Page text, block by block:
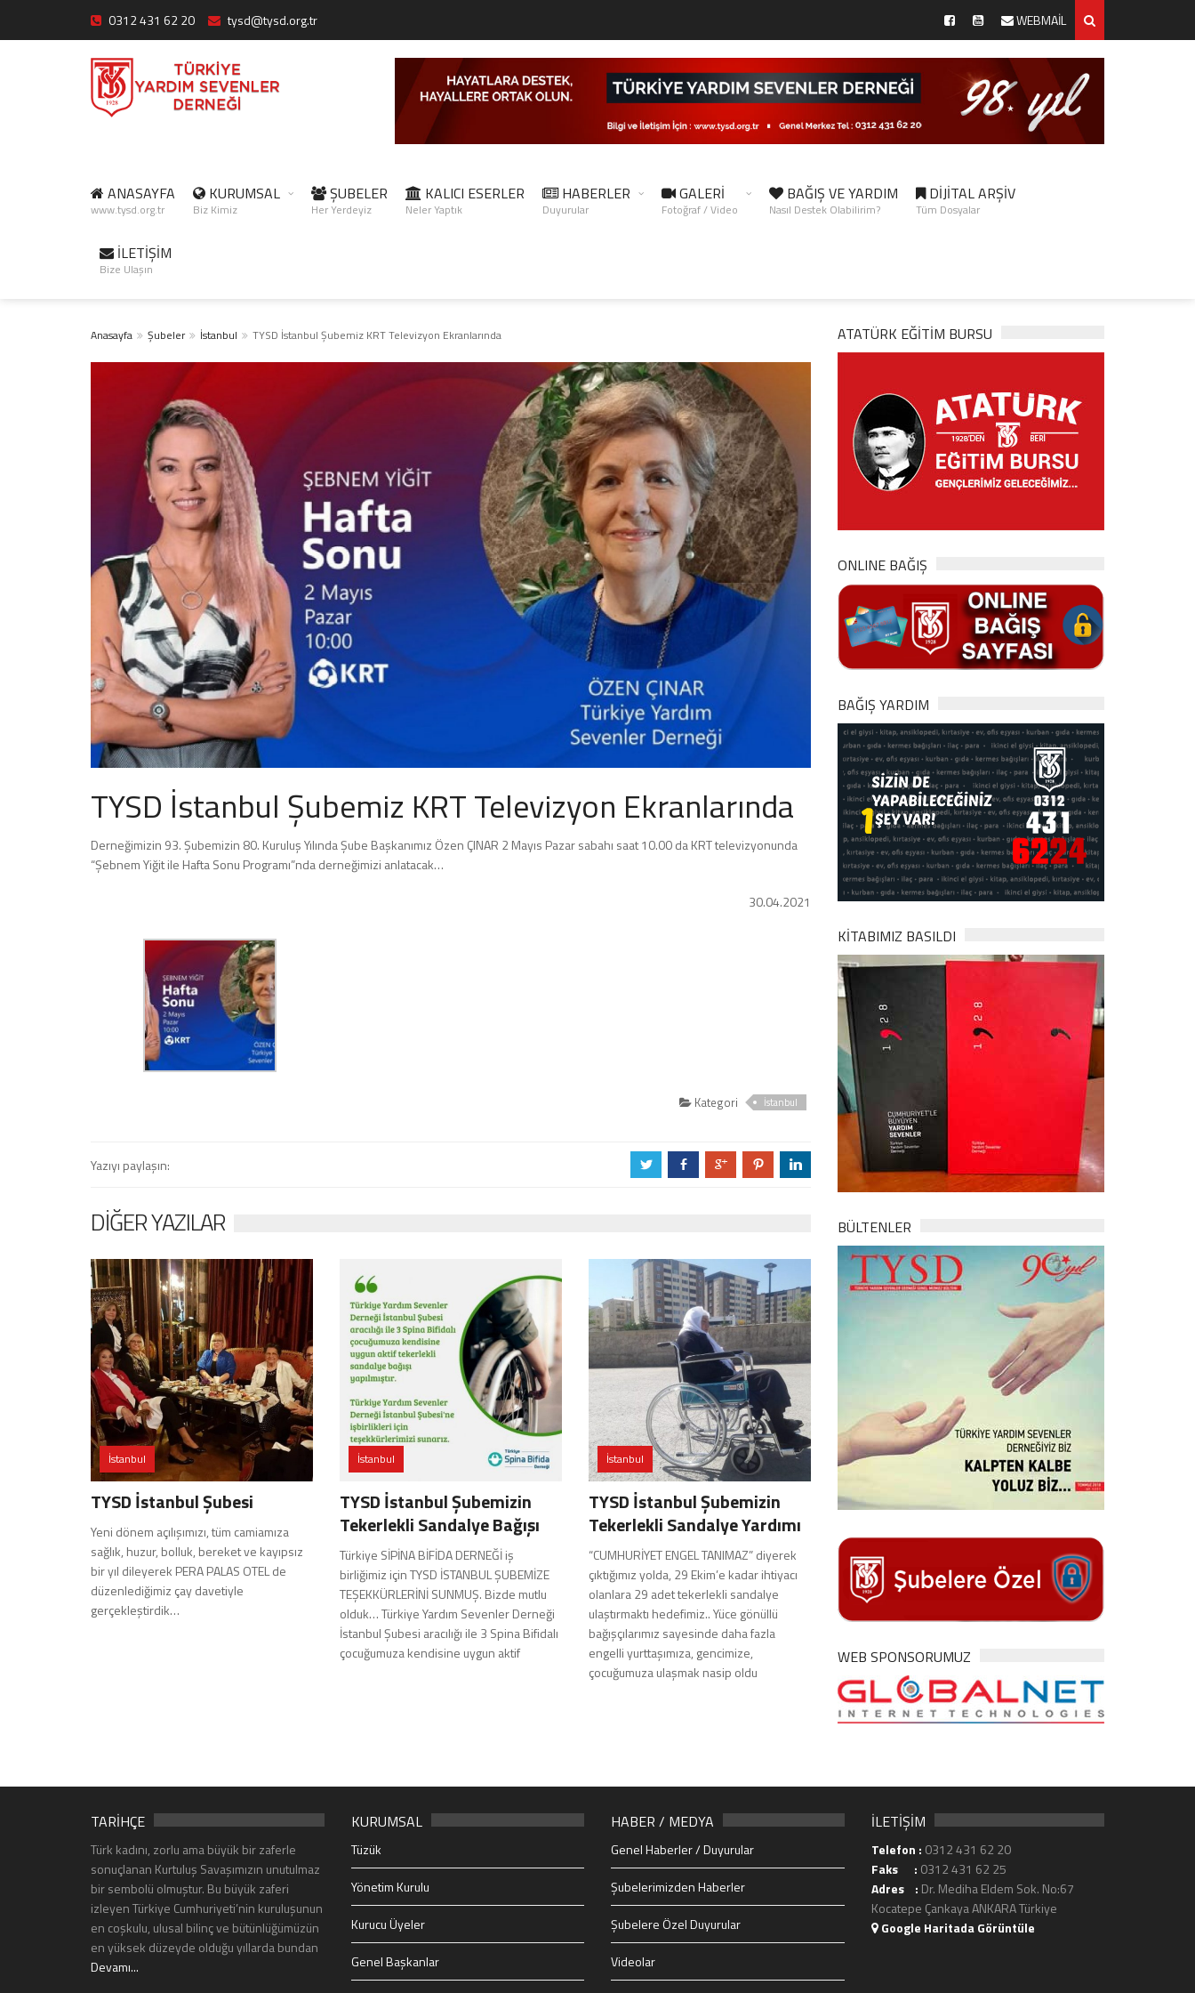
0312 431 62 20 tysd@tysd.org.tr WEBMAİL
ANASAYFA
www.tysd.org.tr
KURUMSAL
Biz Kimiz
ŞUBELER
Her Yerdeyiz
KALICI ESERLER
Neler Yaptık
HABERLER
Duyurular
GALERİ
Fotoğraf / Video
BAĞIŞ VE YARDIM
Nasıl Destek Olabilirim?
DİJİTAL ARŞİV
Tüm Dosyalar
İLETİŞİM
Bize Ulaşın
Anasayfa Şubeler İstanbul TYSD İstanbul Şubemiz KRT Televizyon Ekranlarında
TYSD İstanbul Şubemiz KRT Televizyon Ekranlarında
Derneğimizin 93. Şubemizin 80. Kuruluş Yılında Şube Başkanımız Özen ÇINAR 2 Mayıs Pazar sabahı saat 10.00 da KRT televizyonunda
“Şebnem Yiğit ile Hafta Sonu Programı”nda derneğimizi anlatacak…
30.04.2021
Kategori İstanbul
Yazıyı paylaşın: a b c d j
DIĞER YAZILAR
İstanbul
TYSD İstanbul Şubesi
Yeni dönem açılışımızı, tüm camiamıza
sağlık, huzur, bolluk, bereket ve kayıpsız
bir yıl dileyerek PERA PALAS OTEL de
düzenlediğimiz çay davetiyle
gerçekleştirdik…
İstanbul
TYSD İstanbul Şubemizin
Tekerlekli Sandalye Bağışı
Türkiye SİPİNA BİFİDA DERNEĞİ iş
birliğimiz için TYSD İSTANBUL ŞUBEMİZE
TEŞEKKÜRLERİNİ SUNMUŞ. Bizde mutlu
olduk… Türkiye Yardım Sevenler Derneği
İstanbul Şubesi aracılığı ile 3 Spina Bifidalı
çocuğumuza kendisine uygun aktif
İstanbul
TYSD İstanbul Şubemizin
Tekerlekli Sandalye Yardımı
“CUMHURİYET ENGEL TANIMAZ” diyerek
çıktığımız yolda, 29 Ekim’e kadar ihtiyacı
olanlara 29 adet tekerlekli sandalye
ulaştırmaktı hedefimiz.. Yüce gönüllü
bağışçılarımız sayesinde daha fazla
engelli yurttaşımıza, gencimize,
çocuğumuza ulaşmak nasip oldu
ATATÜRK EĞITIM BURSU
ONLINE BAĞIŞ
BAĞIŞ YARDIM
KİTABIMIZ BASILDI
BÜLTENLER
WEB SPONSORUMUZ
TARİHÇE
Türk kadını, zorlu ama büyük bir zaferle
sonuçlanan Kurtuluş Savaşımızın unutulmaz
bir sembolü olmuştur. Bu büyük zaferi
izleyen Türkiye Cumhuriyeti’nin kuruluşunun
en coşkulu, ulusal bilinç ve bütünlüğümüzün
en yüksek düzeyde olduğu yıllarda bundan
Devamı...
KURUMSAL
Tüzük
Yönetim Kurulu
Kurucu Üyeler
Genel Başkanlar
HABER / MEDYA
Genel Haberler / Duyurular
Şubelerimizden Haberler
Şubelere Özel Duyurular
Videolar
İLETİŞİM
Telefon : 0312 431 62 20
Faks : 0312 431 62 25
Adres : Dr. Mediha Eldem Sok. No:67
Kocatepe Çankaya ANKARA Türkiye
Google Haritada Görüntüle